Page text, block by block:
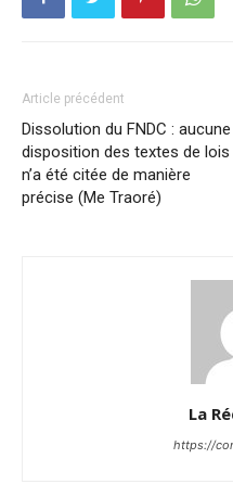
Article précédent
Dissolution du FNDC : aucune
disposition des textes de lois
n’a été citée de manière
précise (Me Traoré)
La
https://